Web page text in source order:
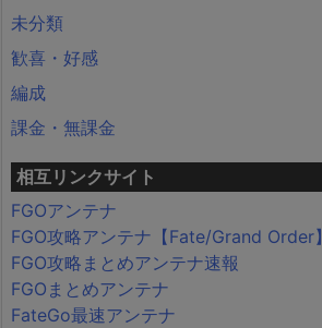
未分類
歓喜・好感
編成
課金・無課金
相互リンクサイト
FGOアンテナ
FGO攻略アンテナ【Fate/Grand Order】
FGO攻略まとめアンテナ速報
FGOまとめアンテナ
FateGo最速アンテナ